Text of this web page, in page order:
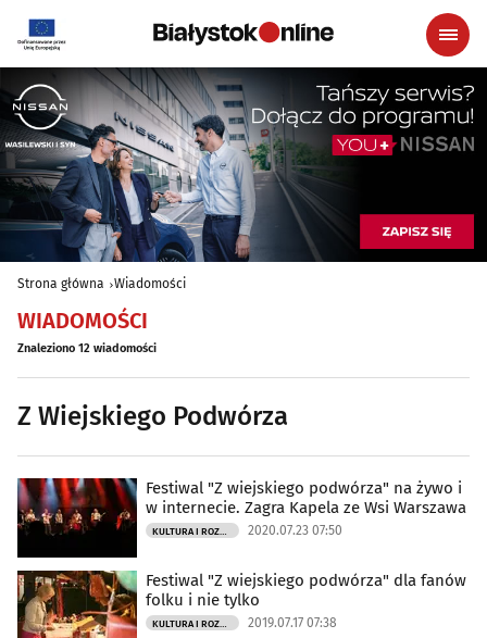
Strona główna Wiadomości
WIADOMOŚCI
Znaleziono 12 wiadomości
Z Wiejskiego Podwórza
Festiwal "Z wiejskiego podwórza" na żywo i
w internecie. Zagra Kapela ze Wsi Warszawa
KULTURA I ROZRYWKA 2020.07.23 07:50
Festiwal "Z wiejskiego podwórza" dla fanów
folku i nie tylko
KULTURA I ROZRYWKA 2019.07.17 07:38